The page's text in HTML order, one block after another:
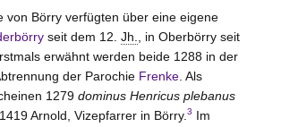
von Börryverfügten über eine eigene
seit dem 12. Jh.
, in Oberbörry seit
erwähnt werden beide 1288 in der
der Parochie Frenke. Als
1279 dominus Henricus plebanus
Arnold, Vizepfarrer in Börry. 3 Im